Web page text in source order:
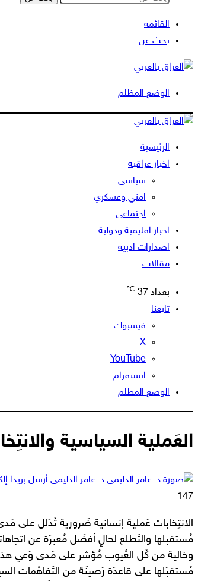
القائمة
بحث عن
الوضع المظلم
الرئيسية
اخبار عراقية
سياسي
امني وعسكري
اجتماعي
اخبار اقليمية ودولية
اصدارات ادبية
مقالات
بغداد 37
℃
تابعنا
فيسبوك
‫X
‫YouTube
انستقرام
الوضع المظلم
العَملية السياسية
د. عامر الدليمي أرسل بريدا
147
الانتِخابات عَملية إنسانية ضَرورية تُدَلل
مُستقبلها والتَطلع لحالٍ أفضَل مُعبرَة عن
وخالية من كُل العُيوب مُؤشر على مَدى وَعي
مُستقبَلها على قاعدَة رَصينَة من التَفاهُمات